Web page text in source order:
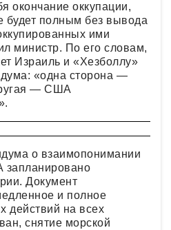
окончание оккупации,
будет полным без вывода
ими
министр. По его словам,
Израиль и «Хезболлу»
«одна сторона —
— США
о взаимопонимании
Документ
и полное
действий на всех
снятие морской